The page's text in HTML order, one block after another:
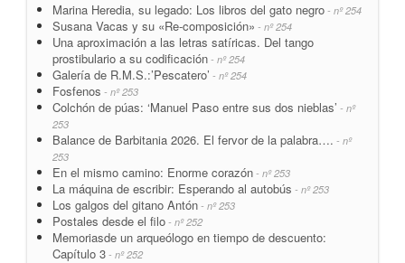
Marina Heredia, su legado: Los libros del gato negro - nº 254
Susana Vacas y su «Re-composición» - nº 254
Una aproximación a las letras satíricas. Del tango
prostibulario a su codificación - nº 254
Galería de R.M.S.:’Pescatero’ - nº 254
Fosfenos - nº 253
Colchón de púas: ‘Manuel Paso entre sus dos nieblas’ - nº
253
Balance de Barbitania 2026. El fervor de la palabra…. - nº
253
En el mismo camino: Enorme corazón - nº 253
La máquina de escribir: Esperando al autobús - nº 253
Los galgos del gitano Antón - nº 253
Postales desde el filo - nº 252
Memoriasde un arqueólogo en tiempo de descuento:
Capítulo 3 - nº 252